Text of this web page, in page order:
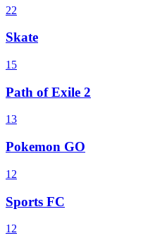
22
Skate
15
Path of Exile 2
13
Pokemon GO
12
Sports FC
12